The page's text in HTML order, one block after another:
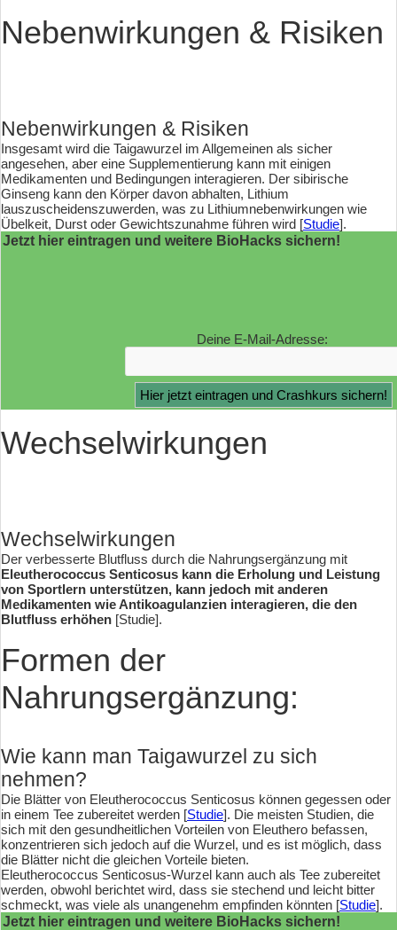
Nebenwirkungen & Risiken
Nebenwirkungen & Risiken
Insgesamt wird die Taigawurzel im Allgemeinen als sicher
angesehen, aber eine Supplementierung kann mit einigen
Medikamenten und Bedingungen interagieren. Der sibirische
Ginseng kann den Körper davon abhalten, Lithium
lauszuscheidenszuwerden, was zu Lithiumnebenwirkungen wie
Übelkeit, Durst oder Gewichtszunahme führen wird [Studie].
Jetzt hier eintragen und weitere BioHacks sichern!
Deine E-Mail-Adresse:
Wechselwirkungen
Wechselwirkungen
Der verbesserte Blutfluss durch die Nahrungsergänzung mit
Eleutherococcus Senticosus kann die Erholung und Leistung
von Sportlern unterstützen, kann jedoch mit anderen
Medikamenten wie Antikoagulanzien interagieren, die den
Blutfluss erhöhen [Studie].
Formen der
Nahrungsergänzung:
Wie kann man Taigawurzel zu sich
nehmen?
Die Blätter von Eleutherococcus Senticosus können gegessen oder
in einem Tee zubereitet werden [Studie]. Die meisten Studien, die
sich mit den gesundheitlichen Vorteilen von Eleuthero befassen,
konzentrieren sich jedoch auf die Wurzel, und es ist möglich, dass
die Blätter nicht die gleichen Vorteile bieten.
Eleutherococcus Senticosus-Wurzel kann auch als Tee zubereitet
werden, obwohl berichtet wird, dass sie stechend und leicht bitter
schmeckt, was viele als unangenehm empfinden könnten [Studie].
Jetzt hier eintragen und weitere BioHacks sichern!